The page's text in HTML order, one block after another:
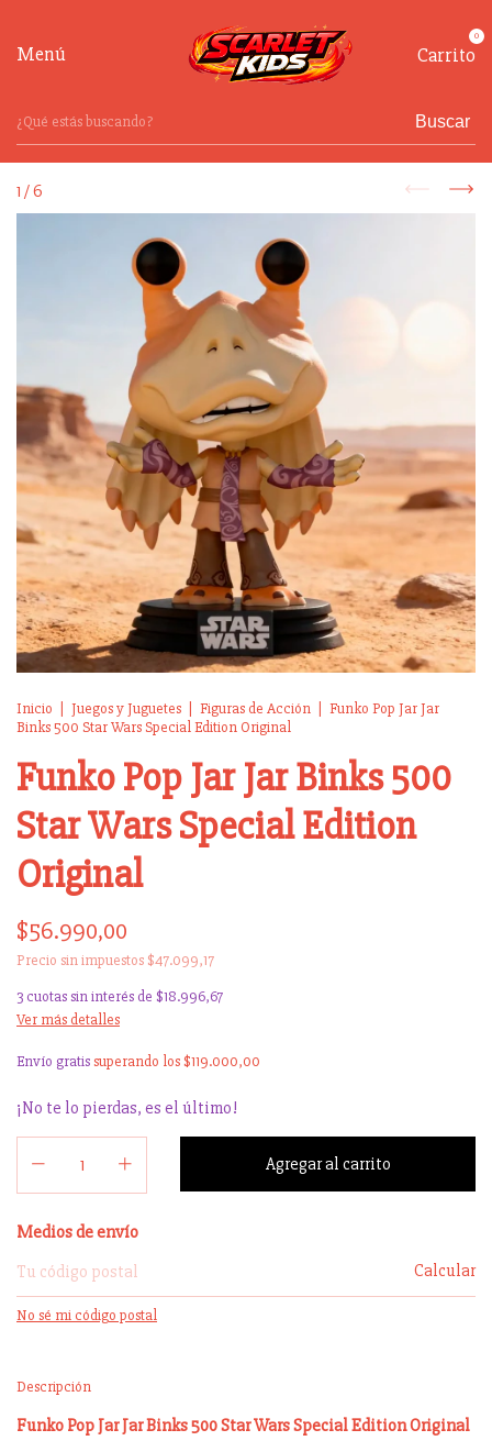
Menú Carrito
0
Buscar
1 /6
Inicio Juegos y Juguetes Figuras de Acción
Funko Pop Jar Jar
Binks 500 Star Wars Special Edition Original
Funko Pop Jar Jar Binks 500
Star Wars Special Edition
Original
$56.990,00
Precio sin impuestos $47.099,17
3 cuotas sin interés de $18.996,67
Ver más detalles
Envío gratissuperando los$119.000,00
¡No te lo pierdas, es el último!
Entregas para el CP:
Medios de envío
Calcular
No sé mi código postal
Descripción
Funko Pop Jar Jar Binks 500 Star Wars Special Edition Original